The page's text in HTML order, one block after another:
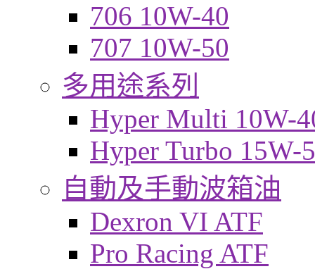
706 10W-40
707 10W-50
多用途系列
Hyper Multi 10W-
Hyper Turbo 15W-
自動及手動波箱油
Dexron VI ATF
Pro Racing ATF